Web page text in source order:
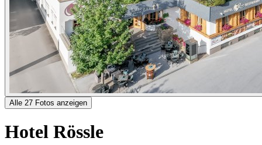
Alle 27 Fotos anzeigen
Hotel Rössle